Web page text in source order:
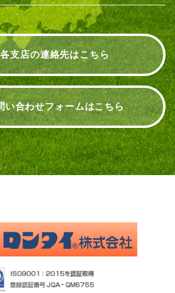
各支店の連絡先はこちら
い合わせフォームはこちら